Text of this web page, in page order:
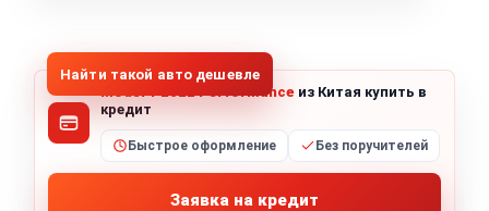
Найти такой авто дешевле
Model Y 2022 Performance из Китая купить в
кредит
Быстрое оформление Без поручителей
Заявка на кредит